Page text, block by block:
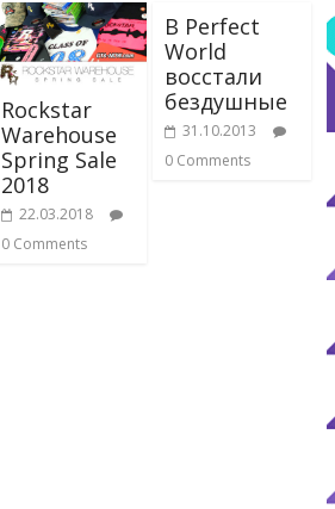
Rockstar
Warehouse
Spring Sale
2018
22.03.2018
0 Comments
В Perfect
World
восстали
бездушные
31.10.2013
0 Comments